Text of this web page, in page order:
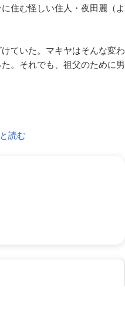
住む怪しい住人・夜田麗（よ
ていた。マキヤはそんな変わ
。それでも、祖父のために男
読む